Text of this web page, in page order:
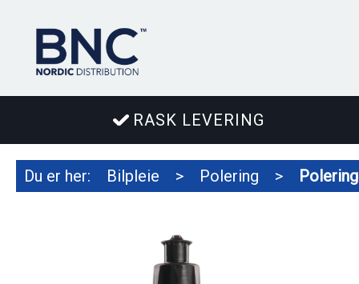
RASK LEVERING
Du er her: Bilpleie > Polering >